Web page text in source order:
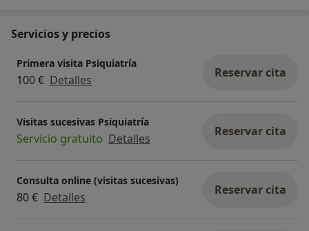
Servicios y precios
Primera visita Psiquiatría
100 € Detalles Reservar cita
Visitas sucesivas Psiquiatría
Servicio gratuito Detalles Reservar cita
Consulta online (visitas sucesivas)
80 € Detalles Reservar cita